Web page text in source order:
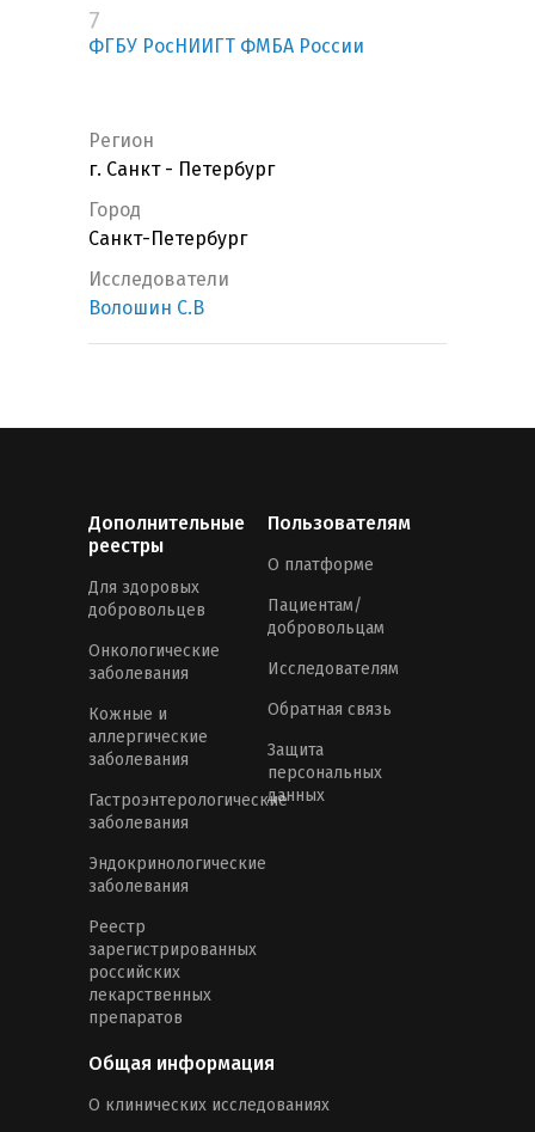
7
ФГБУ РосНИИГТ ФМБА России
Регион
г. Санкт - Петербург
Город
Санкт-Петербург
Исследователи
Волошин С.В
Дополнительные
реестры
Для здоровых
добровольцев
Онкологические
заболевания
Кожные и
аллергические
заболевания
Гастроэнтерологические
заболевания
Эндокринологические
заболевания
Реестр
зарегистрированных
российских
лекарственных
препаратов
Пользователям
О платформе
Пациентам/
добровольцам
Исследователям
Обратная связь
Защита
персональных
данных
Общая информация
О клинических исследованиях